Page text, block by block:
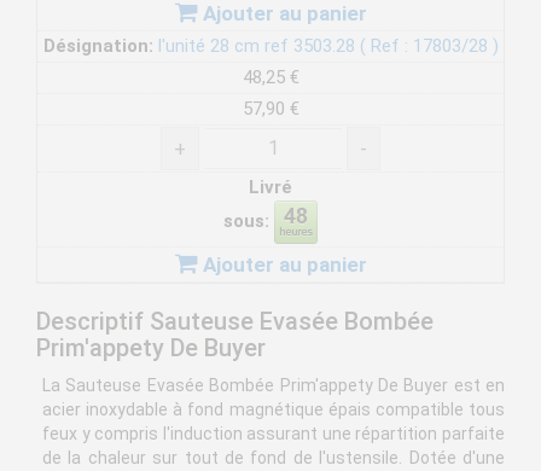
Ajouter au panier
Désignation: l'unité 28 cm ref 3503.28 ( Ref : 17803/28 )
48,25 €
57,90 €
+ -
Livré
sous:
Ajouter au panier
Descriptif Sauteuse Evasée Bombée
Prim'appety De Buyer
La Sauteuse Evasée Bombée Prim'appety De Buyer est en
acier inoxydable à fond magnétique épais compatible tous
feux y compris l'induction assurant une répartition parfaite
de la chaleur sur tout de fond de l'ustensile. Dotée d'une